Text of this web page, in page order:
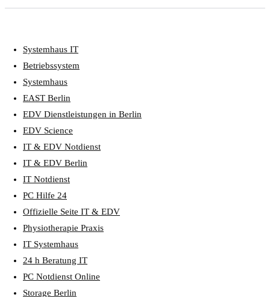
Systemhaus IT
Betriebssystem
Systemhaus
EAST Berlin
EDV Dienstleistungen in Berlin
EDV Science
IT & EDV Notdienst
IT & EDV Berlin
IT Notdienst
PC Hilfe 24
Offizielle Seite IT & EDV
Physiotherapie Praxis
IT Systemhaus
24 h Beratung IT
PC Notdienst Online
Storage Berlin